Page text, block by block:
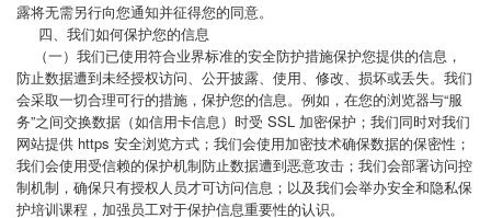
露将无需另行向您通知并征得您的同意。
四、我们如何保护您的信息
（一）我们已使用符合业界标准的安全防护措施保护您提供的信息，
防止数据遭到未经授权访问、公开披露、使用、修改、损坏或丢失。我们
会采取一切合理可行的措施，保护您的信息。例如，在您的浏览器与“服
务”之间交换数据（如信用卡信息）时受 SSL 加密保护；我们同时对我们
网站提供 https 安全浏览方式；我们会使用加密技术确保数据的保密性；
我们会使用受信赖的保护机制防止数据遭到恶意攻击；我们会部署访问控
制机制，确保只有授权人员才可访问信息；以及我们会举办安全和隐私保
护培训课程，加强员工对于保护信息重要性的认识。